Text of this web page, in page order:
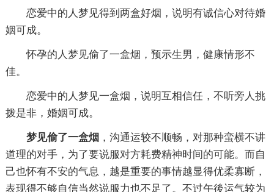
恋爱中的人梦见得到两盒好烟，说明有诚信心对待婚
姻可成。
怀孕的人梦见偷了一盒烟，预示生男，健康情形不
佳。
恋爱中的人梦见一盒烟，说明互相信任，不听旁人挑
拨是非，婚姻可成。
梦见偷了一盒烟 ，沟通运较不顺畅，对那种蛮横不讲
道理的对手，为了要说服对方耗费精神时间的可能。而自
己也怀有不安的气息，越是重要的事情越显得优柔寡断，
表现得不够自信当然说服力也不足了。不过午後运气较为